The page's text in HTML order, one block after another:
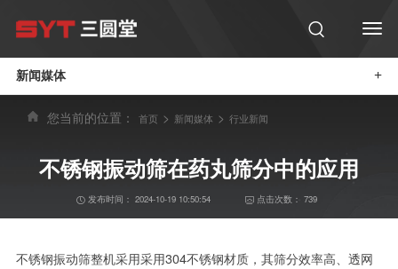
新闻媒体 +
您当前的位置： 首页 > 新闻媒体 > 行业新闻
不锈钢振动筛在药丸筛分中的应用
发布时间： 2024-10-19 10:50:54 点击次数： 739
不锈钢振动筛整机采用采用304不锈钢材质，其筛分效率高、透网